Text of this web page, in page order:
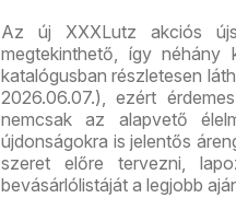
Az új XXXLutz akciós
megtekinthető, így néhány
katalógusban részletesen
2026.06.07.), ezért
nemcsak az alapvető
újdonságokra is jelentős
szeret előre tervezni,
bevásárlólistáját a legjobb